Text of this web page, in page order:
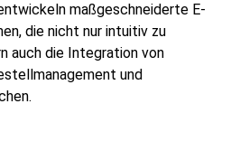
maßgeschneiderte E-
die nicht nur intuitiv zu
auch die Integration von
und